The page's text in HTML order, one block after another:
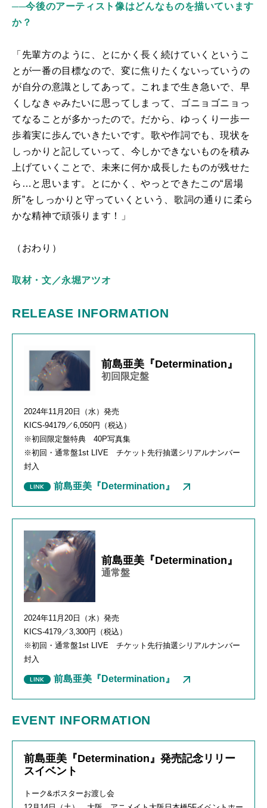
──今後のアーティスト像はどんなものを描いています
か？
「先輩方のように、とにかく長く続けていくというこ
とが一番の目標なので、変に焦りたくないっていうの
が自分の意識としてあって。これまで生き急いで、早
くしなきゃみたいに思ってしまって、ゴニョゴニョっ
てなることが多かったので。だから、ゆっくり一歩一
歩着実に歩んでいきたいです。歌や作詞でも、現状を
しっかりと記していって、今しかできないものを積み
上げていくことで、未来に何か成長したものが残せた
ら…と思います。とにかく、やっとできたこの“居場
所”をしっかりと守っていくという、歌詞の通りに柔ら
かな精神で頑張ります！」
（おわり）
取材・文／永堀アツオ
RELEASE INFORMATION
前島亜美『Determination』
初回限定盤
2024年11月 20 日（水）発売
KICS-94179／6,050円（税込）
※初回限定盤特典 40P写真集
※初回・通常盤1st LIVE チケット先行抽選シリアルナンバー
封入
前島亜美『Determination』
前島亜美『Determination』
通常盤
2024年11月 20 日（水）発売
KICS-4179／3,300円（税込）
※初回・通常盤1st LIVE チケット先行抽選シリアルナンバー
封入
前島亜美『Determination』
EVENT INFORMATION
前島亜美『Determination』発売記念リリー
スイベント
トーク&ポスターお渡し会